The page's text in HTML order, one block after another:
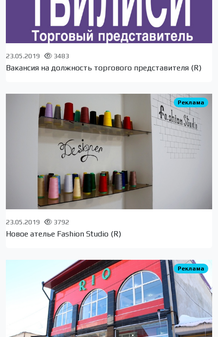
23.05.2019 3483
Вакансия на должность торгового представителя (R)
Реклама
23.05.2019 3792
Новое ателье Fashion Studio (R)
Реклама